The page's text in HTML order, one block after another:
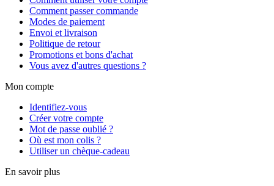
Comment passer commande
Modes de paiement
Envoi et livraison
Politique de retour
Promotions et bons d'achat
Vous avez d'autres questions ?
Mon compte
Identifiez-vous
Créer votre compte
Mot de passe oublié ?
Où est mon colis ?
Utiliser un chèque-cadeau
En savoir plus